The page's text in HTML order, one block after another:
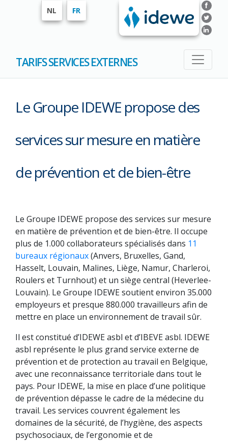
NL FR
TARIFS SERVICES EXTERNES
Le Groupe IDEWE propose des
services sur mesure en matière
de prévention et de bien-être
Le Groupe IDEWE propose des services sur mesure
en matière de prévention et de bien-être. Il occupe
plus de 1.000 collaborateurs spécialisés dans 11
bureaux régionaux(Anvers, Bruxelles, Gand,
Hasselt, Louvain, Malines, Liège, Namur, Charleroi,
Roulers et Turnhout) et un siège central (Heverlee-
Louvain). Le Groupe IDEWE soutient environ 35.000
employeurs et presque 880.000 travailleurs afin de
mettre en place un environnement de travail sûr.
Il est constitué d’IDEWE asbl et d’IBEVE asbl. IDEWE
asbl représente le plus grand service externe de
prévention et de protection au travail en Belgique,
avec une reconnaissance territoriale dans tout le
pays. Pour IDEWE, la mise en place d’une politique
de prévention dépasse le cadre de la médecine du
travail. Les services couvrent également les
domaines de la sécurité, de l’hygiène, des aspects
psychosociaux, de l’ergonomie et de